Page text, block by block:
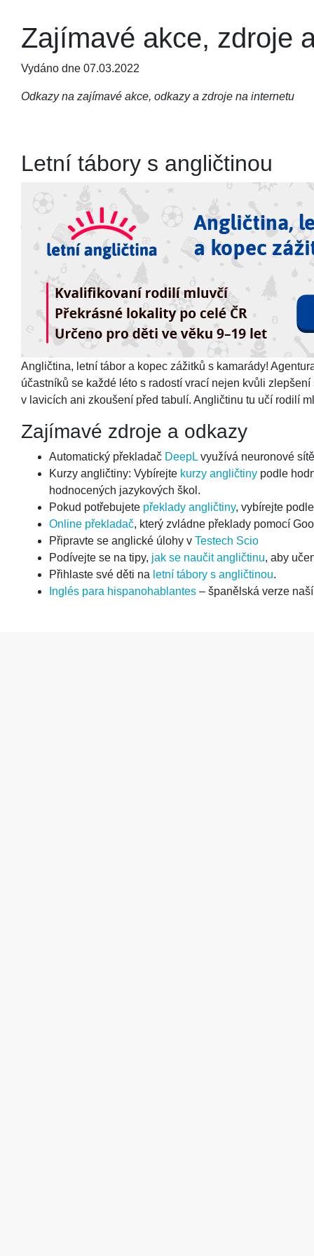
Zajímavé akce, zdroje
Vydáno dne 07.03.2022
Odkazy na zajímavé akce, odkazy a zdroje na internetu
Letní tábory s angličtinou
Angličtina, letní tábor a kopec zážitků s kamarády!
účastníků se každé léto s radostí vrací nejen kvůli
v lavicích ani zkoušení před tabulí. Angličtinu tu učí rodilí
Zajímavé zdroje a odkazy
Automatický překladač DeepL využívá neuronové
Kurzy angličtiny: Vybírejte kurzy angličtiny podle
hodnocených jazykových škol.
Pokud potřebujete překlady angličtiny, vybírejte
Online překladač, který zvládne překlady pomocí
Připravte se anglické úlohy v Testech Scio
Podívejte se na tipy, jak se naučit angličtinu, aby
Přihlaste své děti na letní tábory s angličtinou.
Inglés para hispanohablantes – španělská verze